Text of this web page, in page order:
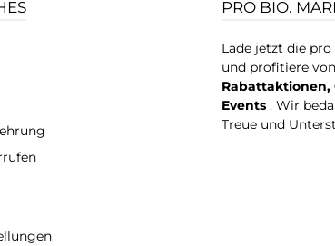
PRO BIO.
Lade jetzt die pro
und profitiere
Rabattaktionen,
Events . Wir
Treue und